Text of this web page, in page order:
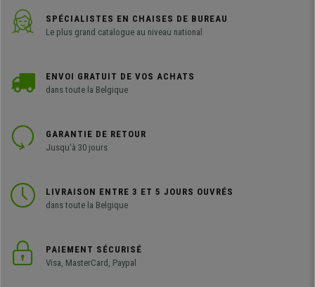
SPÉCIALISTES EN CHAISES DE BUREAU
Le plus grand catalogue au niveau national
ENVOI GRATUIT DE VOS ACHATS
dans toute la Belgique
GARANTIE DE RETOUR
Jusqu'à 30 jours
LIVRAISON ENTRE 3 ET 5 JOURS OUVRÉS
dans toute la Belgique
PAIEMENT SÉCURISÉ
Visa, MasterCard, Paypal